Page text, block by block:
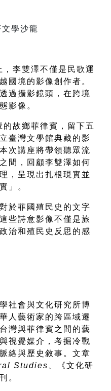
學沙龍
李雙澤不僅是民歌運
國境的影像創作者。
過攝影鏡頭，在跨境
影像。
故鄉菲律賓，留下五
臺灣文學館典藏的影
次講座將帶領聽眾流
間，回顧李雙澤如何
，呈現出扎根現實並
」。
於菲國殖民史的文字
些詩意影像不僅是旅
治和殖民史反思的感
社會與文化研究所博
人藝術家的跨區域遷
灣與菲律賓之間的藝
視覺媒介，考掘冷戰
絡與歷史敘事。文章
Studies
、《文化研
。